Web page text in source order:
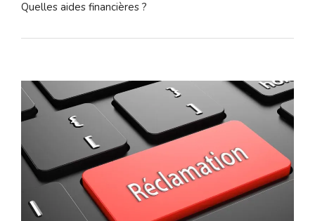
Quelles aides financières ?